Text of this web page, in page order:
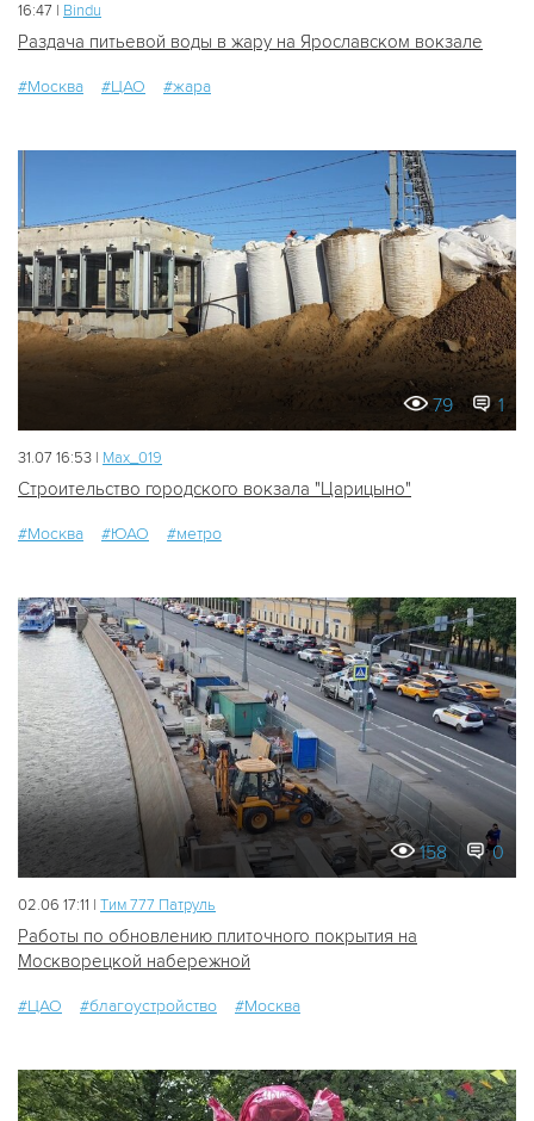
16:47 | Bindu
Раздача питьевой воды в жару на Ярославском вокзале
#Москва #ЦАО #жара
79 1
31.07 16:53 | Мах_019
Строительство городского вокзала "Царицыно"
#Москва #ЮАО #метро
158 0
02.06 17:11 | Tим 777 Патруль
Работы по обновлению плиточного покрытия на
Москворецкой набережной
#ЦАО #благоустройство #Москва